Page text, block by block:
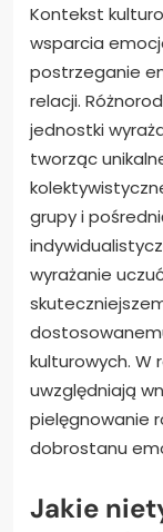
Kontekst
wsparcia
postrzeganie
relacji.
jednostki
tworząc
grupy i
wyrażanie
kulturowych.
uwzględniają
pielęgnowanie
dobrostanu
Jakie